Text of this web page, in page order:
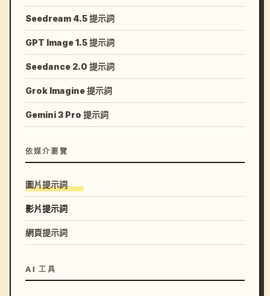
Seedream 4.5 提示詞
GPT Image 1.5 提示詞
Seedance 2.0 提示詞
Grok Imagine 提示詞
Gemini 3 Pro 提示詞
依媒介瀏覽
圖片提示詞
影片提示詞
網頁提示詞
AI 工具